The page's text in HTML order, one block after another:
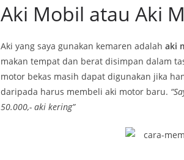
Aki Mobil atau Aki
Aki yang saya gunakan kemaren adalah aki
makan tempat dan berat disimpan dalam
motor bekas masih dapat digunakan jika
daripada harus membeli aki motor baru.
50.000,- aki kering”